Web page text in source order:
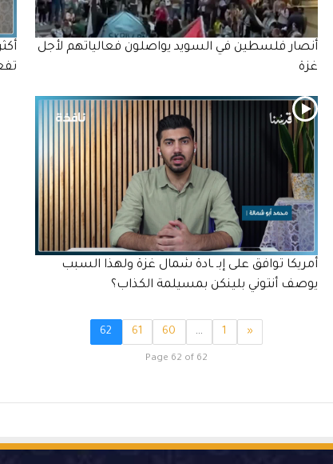
أنصار فلسطين في السويد يواصلون فعالياتهم لأجل
غزة
أمريكا توافق على إبـ ـادة شمال غزة ولهذا السبب
يوصف أنتوني بلينكن بمسيلمة الكذاب؟
«
1
…
60
61
62
Page 62 of 62